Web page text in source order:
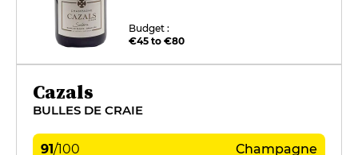
Budget :
€45 to €80
Cazals
BULLES DE CRAIE
91/100 Champagne